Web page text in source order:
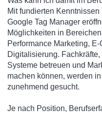
Mit fundierten
Google Tag Manager
Möglichkeiten in
Performance Marketing,
Digitalisierung.
Systeme betreuen und
machen können, werden
zunehmend gesucht.
Je nach Position,